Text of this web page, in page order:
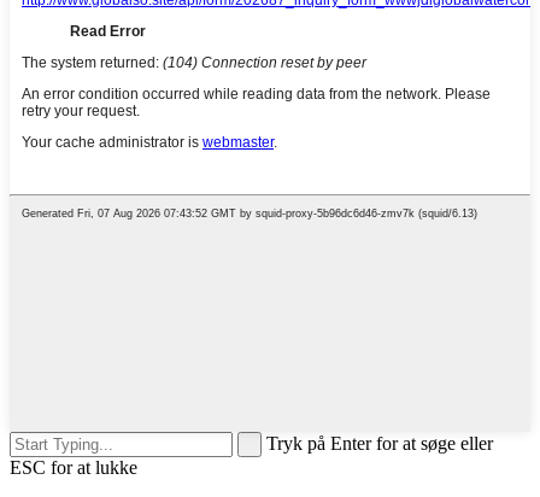
Tryk på Enter for at søge eller
ESC for at lukke